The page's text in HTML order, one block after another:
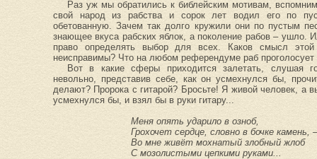
Раз уж мы обратились к библейским мотивам,
свой народ из рабства и сорок лет водил его по
обетованную. Зачем так долго кружили они по пустым
знающее вкуса рабских яблок, а поколение рабов – ушло.
право определять выбор для всех. Каков смысл
неисправимы? Что на любом референдуме раб проголосует
Вот в какие сферы приходится залетать, слушая
невольно, представив себе, как он усмехнулся бы,
делают? Пророка с гитарой? Бросьте! Я живой человек, а
усмехнулся бы, и взял бы в руки гитару...
Меня опять ударило в озноб,
Грохочет сердце, словно в бочке камень,
Во мне живёт мохнатый злобный жлоб
С мозолистыми цепкими руками...